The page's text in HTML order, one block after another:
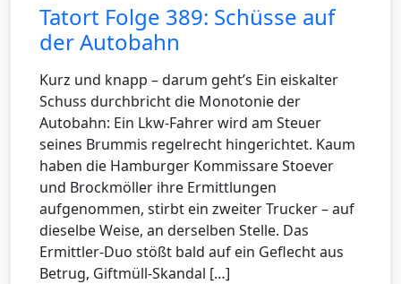
Tatort Folge 389: Schüsse auf
der Autobahn
Kurz und knapp – darum geht’s Ein eiskalter
Schuss durchbricht die Monotonie der
Autobahn: Ein Lkw-Fahrer wird am Steuer
seines Brummis regelrecht hingerichtet. Kaum
haben die Hamburger Kommissare Stoever
und Brockmöller ihre Ermittlungen
aufgenommen, stirbt ein zweiter Trucker – auf
dieselbe Weise, an derselben Stelle. Das
Ermittler-Duo stößt bald auf ein Geflecht aus
Betrug, Giftmüll-Skandal […]